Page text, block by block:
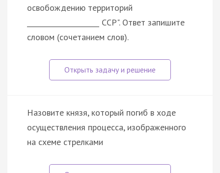
освобождению территорий
_____________________ ССР". Ответ запишите
словом (сочетанием слов).
Назовите князя, который погиб в ходе
осуществления процесса, изображенного
на схеме стрелками